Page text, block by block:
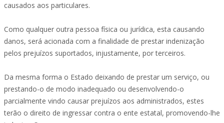
causados aos particulares.
Como qualquer outra pessoa física ou jurídica, esta causando
danos, será acionada com a finalidade de prestar indenização
pelos prejuízos suportados, injustamente, por terceiros.
Da mesma forma o Estado deixando de prestar um serviço, ou
prestando-o de modo inadequado ou desenvolvendo-o
parcialmente vindo causar prejuízos aos administrados, estes
terão o direito de ingressar contra o ente estatal, promovendo-lhe